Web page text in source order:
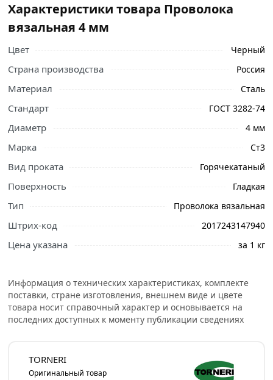
Ознакомьтесь с подробными характеристиками,
описанием и отзывами о товаре, чтобы сделать
правильный выбор и заказать онлайн. Наши
или самовывоза.
Характеристики товара Проволока
вязальная 4 мм
Цвет Черный
Страна производства Россия
Материал Сталь
Стандарт ГОСТ 3282-74
Диаметр 4 мм
Марка Ст3
Вид проката Горячекатаный
Поверхность Гладкая
Тип Проволока вязальная
Штрих-код 2017243147940
Цена указана за 1 кг
Информация о технических характеристиках, комплекте
поставки, стране изготовления, внешнем виде и цвете
товара носит справочный характер и основывается на
последних доступных к моменту публикации сведениях
TORNERI
Оригинальный товар